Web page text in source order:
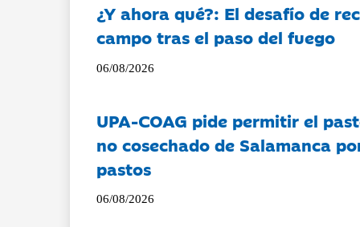
¿Y ahora qué?: El desafío de
campo tras el paso del fuego
06/08/2026
UPA-COAG pide permitir el
no cosechado de Salamanca
pastos
06/08/2026